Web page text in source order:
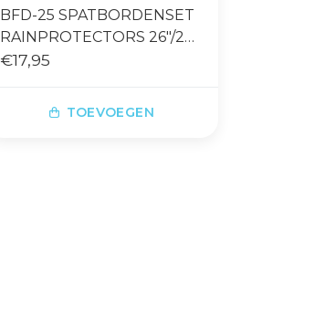
BFD-25 SPATBORDENSET
RAINPROTECTORS 26"/28"
ZWART
€17,95
TOEVOEGEN